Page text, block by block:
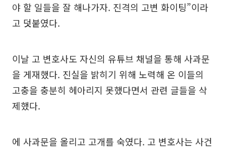
야 할 일들을 잘 해나가자. 진격의 고변 화이팅”이라
고 덧붙였다.
이날 고 변호사도 자신의 유튜브 채널을 통해 사과문
을 게재했다. 진실을 밝히기 위해 노력해 온 이들의
고충을 충분히 헤아리지 못했다면서 관련 글들을 삭
제했다.
에 사과문을 올리고 고개를 숙였다. 고 변호사는 사건